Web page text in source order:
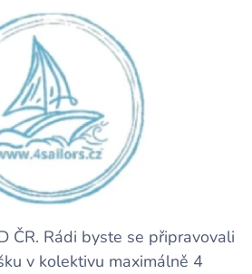
ČR. Rádi byste se připravovali
v kolektivu maximálně 4